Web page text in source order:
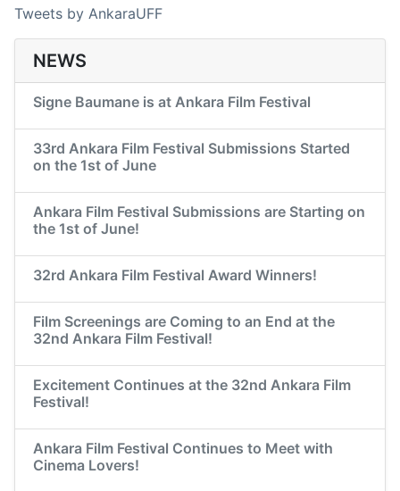
Tweets by AnkaraUFF
NEWS
Signe Baumane is at Ankara Film Festival
33rd Ankara Film Festival Submissions Started
on the 1st of June
Ankara Film Festival Submissions are Starting on
the 1st of June!
32rd Ankara Film Festival Award Winners!
Film Screenings are Coming to an End at the
32nd Ankara Film Festival!
Excitement Continues at the 32nd Ankara Film
Festival!
Ankara Film Festival Continues to Meet with
Cinema Lovers!